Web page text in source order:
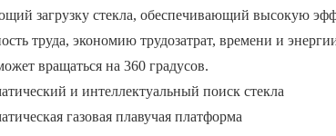
загрузку стекла, обеспечивающий высокую
труда, экономию трудозатрат, времени и
вращаться на 360 градусов.
и интеллектуальный поиск стекла
газовая плавучая платформа